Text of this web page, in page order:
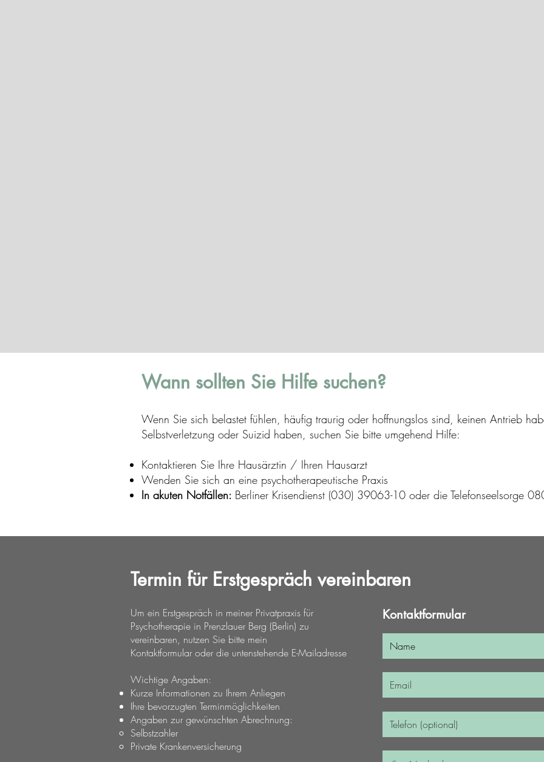
Wann sollten Sie Hilfe suchen?
Wenn Sie sich belastet fühlen, häufig traurig oder hoffnungslos sind, keinen Antrieb
Selbstverletzung oder Suizid haben, suchen Sie bitte umgehend Hilfe:
Kontaktieren Sie Ihre Hausärztin / Ihren Hausarzt
Wenden Sie sich an eine psychotherapeutische Praxis
In akuten Notfällen: Berliner Krisendienst (030) 39063-10 oder die Telefonseelsorge
Termin für Erstgespräch vereinbaren
Um ein Erstgespräch in meiner Privatpraxis für
Psychotherapie in Prenzlauer Berg (Berlin) zu
vereinbaren, nutzen Sie bitte mein
Kontaktformular oder die untenstehende E-Mailadresse
Wichtige Angaben:​
Kurze Informationen zu Ihrem Anliegen
Ihre bevorzugten Terminmöglichkeiten
Angaben zur gewünschten Abrechnung:
Selbstzahler
Private Krankenversicherung
Kontaktformular